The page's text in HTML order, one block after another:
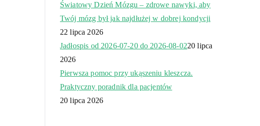
Światowy Dzień Mózgu – zdrowe nawyki, aby
Twój mózg był jak najdłużej w dobrej kondycji
22 lipca 2026
Jadłospis od 2026-07-20 do 2026-08-0220 lipca
2026
Pierwsza pomoc przy ukąszeniu kleszcza.
Praktyczny poradnik dla pacjentów
20 lipca 2026